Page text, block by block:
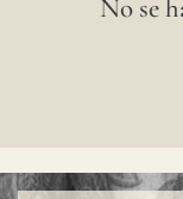
No se